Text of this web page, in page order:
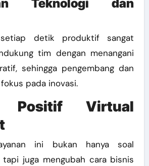
Teknologi dan
detik produktif sangat
tim dengan menangani
sehingga pengembang dan
pada inovasi.
Positif Virtual
ini bukan hanya soal
juga mengubah cara bisnis